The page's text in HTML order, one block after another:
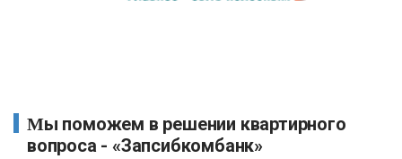
Мы поможем в решении квартирного
вопроса - «Запсибкомбанк»